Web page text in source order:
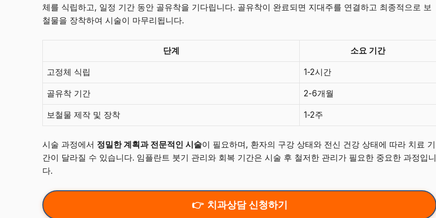
체를 식립하고, 일정 기간 동안 골유착을 기다립니다. 골유착이 완료되면 지대주를 연결하고 최종적으로 보
철물을 장착하여 시술이 마무리됩니다.
단계 소요 기간
고정체 식립 1-2시간
골유착 기간 2-6개월
보철물 제작 및 장착 1-2주
시술 과정에서 정밀한 계획과 전문적인 시술이 필요하며, 환자의 구강 상태와 전신 건강 상태에 따라 치료 기
간이 달라질 수 있습니다. 임플란트 붓기 관리와 회복 기간은 시술 후 철저한 관리가 필요한 중요한 과정입니
다.
치과상담 신청하기